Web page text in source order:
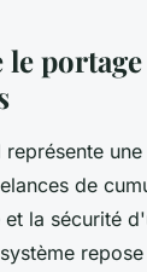
de
la sécurité